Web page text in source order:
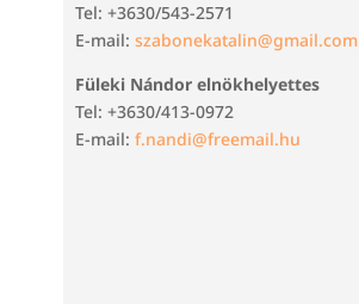
Tel: +3630/543-2571
E-mail: szabonekatalin@gmail.com
Füleki Nándor elnökhelyettes
Tel: +3630/413-0972
E-mail: f.nandi@freemail.hu